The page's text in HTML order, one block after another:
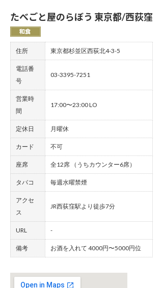
たべごと屋のらぼう 東京都/西荻窪
住所 東京都杉並区西荻北4-3-5
電話番
号
03-3395-7251
営業時
間
17:00〜23:00 LO
定休日 月曜休
カード 不可
座席 全12席 （うちカウンター6席）
タバコ 毎週水曜禁煙
アクセ
ス
JR西荻窪駅より徒歩7分
URL -
備考 お酒を入れて 4000円〜5000円位